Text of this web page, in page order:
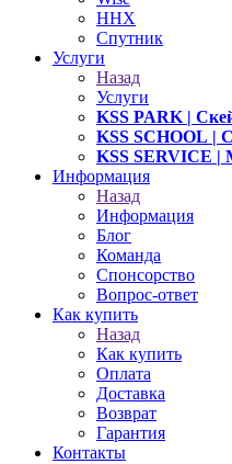
ННХ
Спутник
Услуги
Назад
Услуги
KSS PARK |
KSS SCHOOL |
KSS SERVICE |
Информация
Назад
Информация
Блог
Команда
Спонсорство
Вопрос-ответ
Как купить
Назад
Как купить
Оплата
Доставка
Возврат
Гарантия
Контакты